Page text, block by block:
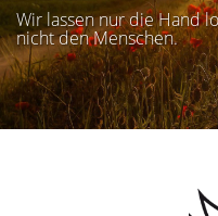
Wir lassen nur die Hand
nicht den Menschen.